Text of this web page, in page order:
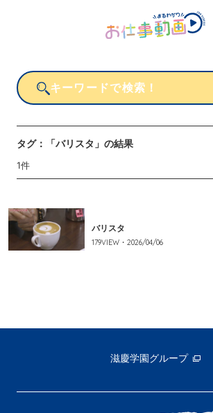
タグ： 「バリスタ」 の結果
1件
バリスタ
179VIEW・ 2026/04/06
滋慶学園グループ